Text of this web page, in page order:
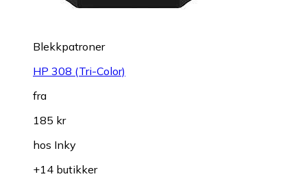
Blekkpatroner
HP 308 (Tri-Color)
fra
185 kr
hos Inky
+14 butikker